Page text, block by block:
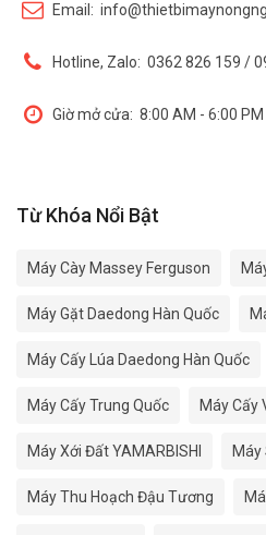
Email:
Hotline, Zalo: 0362 826 159 /
Giờ mở cửa: 8:00 AM - 6:00 PM
Từ Khóa Nổi Bật
Máy Cày Massey Ferguson
Máy Gặt Daedong Hàn Quốc
Máy Cấy Lúa Daedong Hàn Quốc
Máy Cấy Trung Quốc Máy Cấy
Máy Xới Đất YAMARBISHI Máy
Máy Thu Hoạch Đậu Tương